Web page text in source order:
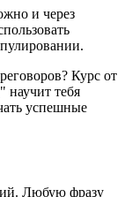
и через
Курс от
" научит тебя
успешные
Любую фразу